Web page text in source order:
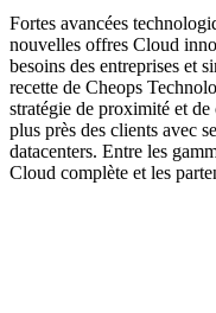
Email
Fortes avancées
nouvelles offres Cloud
besoins des entreprises et
recette de Cheops
stratégie de proximité et
plus près des clients avec
datacenters. Entre les
Cloud complète et les